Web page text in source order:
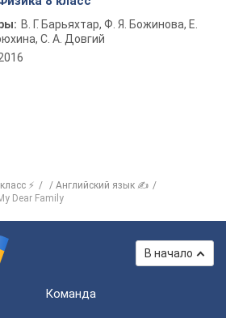
В. Г. Барьяхтар, Ф. Я. Божинова, Е.
С. А. Довгий
⚡
Английский язык ✍
Dear Family
В начало
Команда